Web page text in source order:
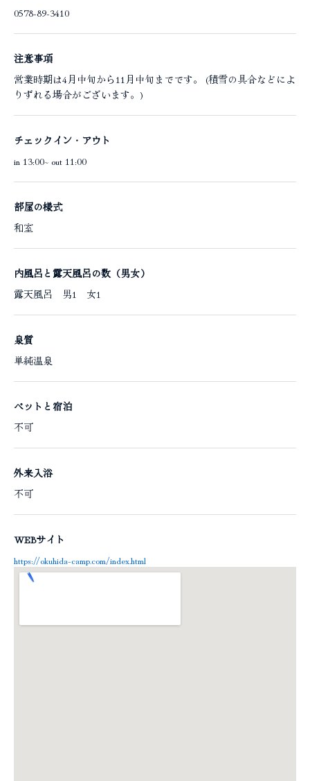
0578-89-3410
注意事項
営業時期は4月中旬から11月中旬までです。 (積雪の具合などによ
りずれる場合がございます。)
チェックイン・アウト
in 13:00~ out 11:00
部屋の様式
和室
内風呂と露天風呂の数（男女）
露天風呂 男1 女1
泉質
単純温泉
ペットと宿泊
不可
外来入浴
不可
WEBサイト
https://okuhida-camp.com/index.html